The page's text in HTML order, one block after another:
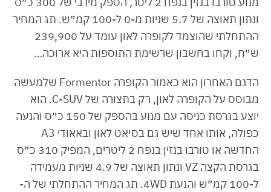
ונתון תאוצה של 5.7 שניות מ-0 ל-100 קמ״ש. תג המחיר
ההתחלתי שהוצמד לקופרה לאון עומד על 239,900
ש״ח, וקחו בחשבון שרשימת התוספות היא ארוכה…
הדגם האחרון הוא כאמור הקופרה Formentor שלמעשה
מבוסס על הקופרה לאון, רק בתצורה של C-SUV. הוא
יוצע בגרסת כניסה עם מנוע בהספק של 150 כ״ס והנעה
כפולה, אותו אחד שיש גם בסיאט לאון ובאאודי A3
החדשה או טורבו בנזין בנפח 2 ליטרים, המפיק 310 כ״ס
בגרסת הקצה VZ ונתון תאוצה של 4.9 שניות מעמידה
ל-100 קמ״ש והנעת 4WD. תג המחיר ההתחלתי של ה-